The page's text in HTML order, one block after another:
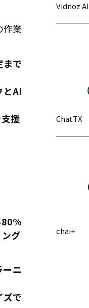
作業
まで
とAI
援
グ
ニ
ズで
Vidnoz AI
ChatTX
chai+